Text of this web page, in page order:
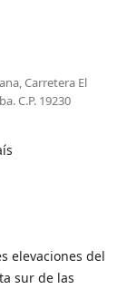
Carretera El
C.P. 19230
elevaciones del
sur de las